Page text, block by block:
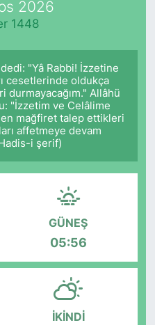
2026
1448
"Yâ Rabbi! İzzetine
cesetlerinde oldukça
durmayacağım." Allâhü
"İzzetim ve Celâlime
mağfiret talep ettikleri
affetmeye devam
i şerif)
GÜNEŞ
05:56
İKINDI